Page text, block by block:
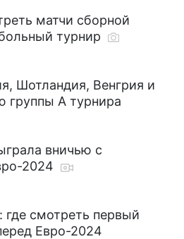
матчи сборной
турнир
Шотландия, Венгрия и
группы A турнира
вничью с
2024
где смотреть первый
Евро-2024